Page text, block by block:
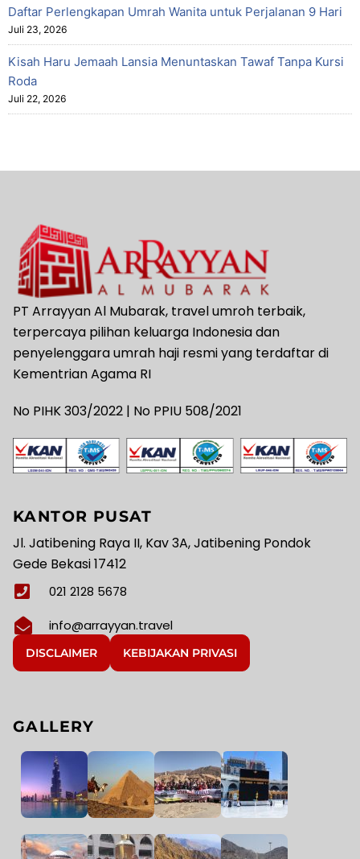
Daftar Perlengkapan Umrah Wanita untuk Perjalanan 9 Hari
Juli 23, 2026
Kisah Haru Jemaah Lansia Menuntaskan Tawaf Tanpa Kursi
Roda
Juli 22, 2026
PT Arrayyan Al Mubarak, travel umroh terbaik,
terpercaya pilihan keluarga Indonesia dan
penyelenggara umrah haji resmi yang terdaftar di
Kementrian Agama RI
No PIHK 303/2022 | No PPIU 508/2021
KANTOR PUSAT
Jl. Jatibening Raya II, Kav 3A, Jatibening Pondok
Gede Bekasi 17412
021 2128 5678
info@arrayyan.travel
DISCLAIMER KEBIJAKAN PRIVASI
GALLERY